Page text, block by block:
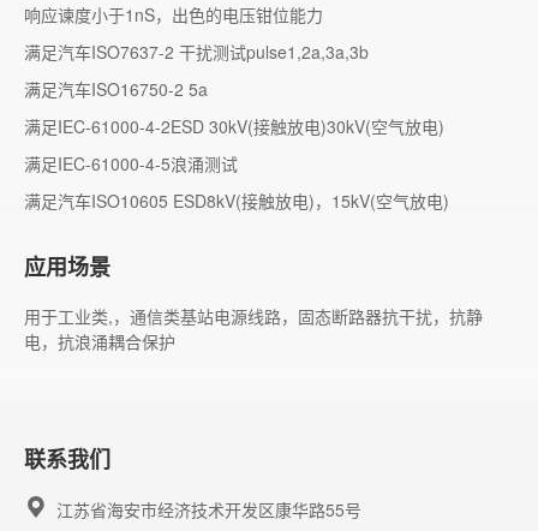
响应谏度小于1nS，出色的电压钳位能力
满足汽车ISO7637-2 干扰测试pulse1,2a,3a,3b
满足汽车ISO16750-2 5a
满足IEC-61000-4-2ESD 30kV(接触放电)30kV(空气放电)
满足IEC-61000-4-5浪涌测试
满足汽车ISO10605 ESD8kV(接触放电)，15kV(空气放电)
应用场景
用于工业类,，通信类基站电源线路，固态断路器抗干扰，抗静
电，抗浪涌耦合保护
联系我们
江苏省海安市经济技术开发区康华路55号